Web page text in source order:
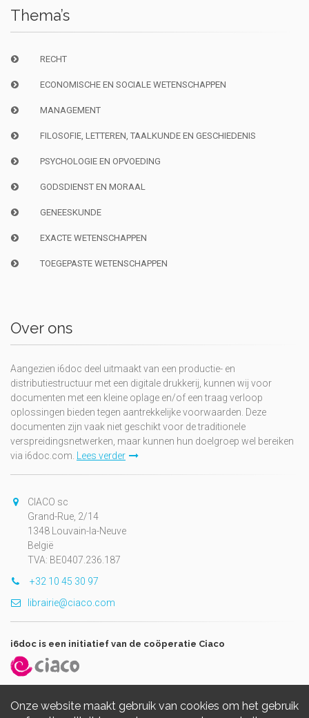
Onze website maakt gebruik van cookies om het gebruik
Thema’s
RECHT
ECONOMISCHE EN SOCIALE WETENSCHAPPEN
MANAGEMENT
FILOSOFIE, LETTEREN, TAALKUNDE EN GESCHIEDENIS
PSYCHOLOGIE EN OPVOEDING
GODSDIENST EN MORAAL
GENEESKUNDE
EXACTE WETENSCHAPPEN
TOEGEPASTE WETENSCHAPPEN
Over ons
Aangezien i6doc deel uitmaakt van een productie- en
distributiestructuur met een digitale drukkerij, kunnen wij voor
documenten met een kleine oplage en/of een traag verloop
oplossingen bieden tegen aantrekkelijke voorwaarden. Deze
documenten zijn vaak niet geschikt voor de traditionele
verspreidingsnetwerken, maar kunnen hun doelgroep wel bereiken
via i6doc.com.
Lees verder
CIACO sc
Grand-Rue, 2/14
1348 Louvain-la-Neuve
België
TVA: BE0407.236.187
+32 10 45 30 97
librairie@ciaco.com
i6doc is een initiatief van de coöperatie Ciaco